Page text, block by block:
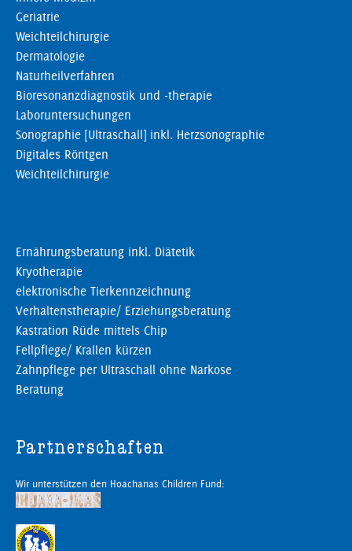
Geriatrie
Weichteilchirurgie
Dermatologie
Naturheilverfahren
Bioresonanzdiagnostik und -therapie
Laboruntersuchungen
Sonographie [Ultraschall] inkl. Herzsonographie
Digitales Röntgen
Weichteilchirurgie
Ernährungsberatung inkl. Diätetik
Kryotherapie
elektronische Tierkennzeichnung
Verhaltenstherapie/ Erziehungsberatung
Kastration Rüde mittels Chip
Fellpflege/ Krallen kürzen
Zahnpflege per Ultraschall ohne Narkose
Beratung
Partnerschaften
Wir unterstützen den Hoachanas Children Fund: